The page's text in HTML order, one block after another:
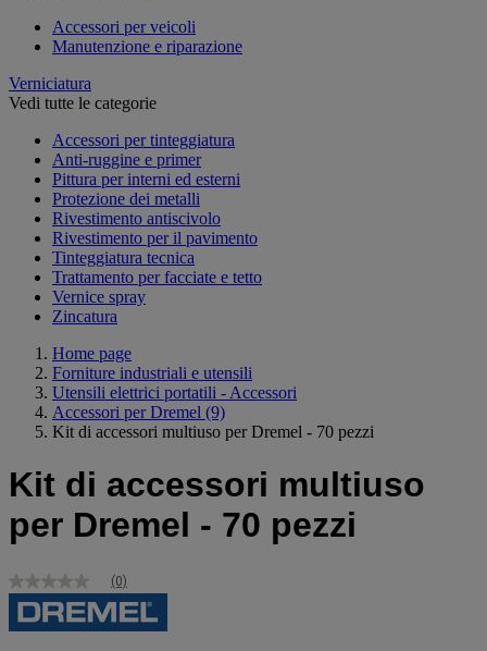
Accessori per veicoli
Manutenzione e riparazione
Verniciatura
Vedi tutte le categorie
Accessori per tinteggiatura
Anti-ruggine e primer
Pittura per interni ed esterni
Protezione dei metalli
Rivestimento antiscivolo
Rivestimento per il pavimento
Tinteggiatura tecnica
Trattamento per facciate e tetto
Vernice spray
Zincatura
Home page
Forniture industriali e utensili
Utensili elettrici portatili - Accessori
Accessori per Dremel (9)
Kit di accessori multiuso per Dremel - 70 pezzi
Kit di accessori multiuso
per Dremel - 70 pezzi
Nessuna
valutazione
Stesso
(0)